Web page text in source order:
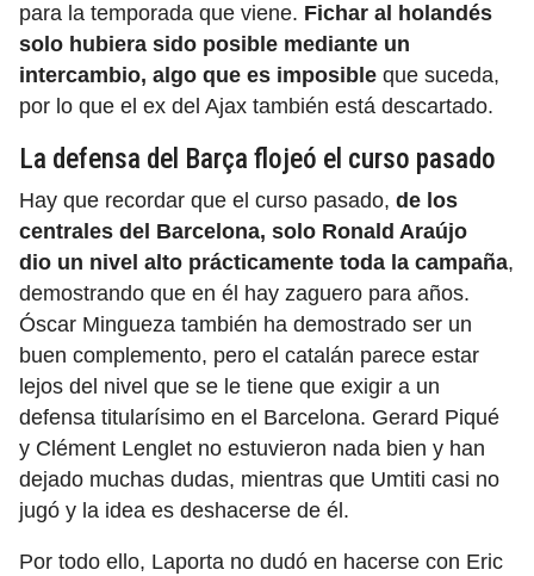
para la temporada que viene. Fichar al holandés
solo hubiera sido posible mediante un
intercambio, algo que es imposible que suceda,
por lo que el ex del Ajax también está descartado.
La defensa del Barça flojeó el curso pasado
Hay que recordar que el curso pasado, de los
centrales del Barcelona, solo Ronald Araújo
dio un nivel alto prácticamente toda la campaña,
demostrando que en él hay zaguero para años.
Óscar Mingueza también ha demostrado ser un
buen complemento, pero el catalán parece estar
lejos del nivel que se le tiene que exigir a un
defensa titularísimo en el Barcelona. Gerard Piqué
y Clément Lenglet no estuvieron nada bien y han
dejado muchas dudas, mientras que Umtiti casi no
jugó y la idea es deshacerse de él.
Por todo ello, Laporta no dudó en hacerse con Eric